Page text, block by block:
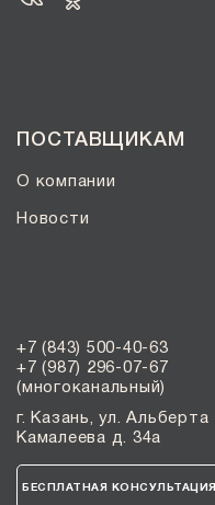
ПОСТАВЩИКАМ
О компании
Новости
+7 (843) 500-40-63
+7 (987) 296-07-67
(многоканальный)
г. Казань, ул. Альберта
Камалеева д. 34а
БЕСПЛАТНАЯ КОНСУЛЬТАЦИЯ